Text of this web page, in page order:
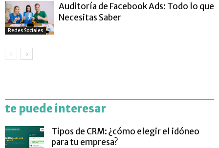
Redes Sociales
Auditoría de Facebook Ads: Todo lo que
Necesitas Saber
te puede interesar
Tipos de CRM: ¿cómo elegir el idóneo
para tu empresa?